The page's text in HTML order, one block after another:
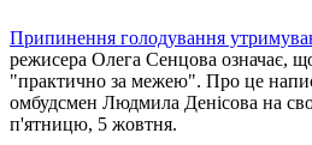
Припинення голодування
режисера Олега Сенцова означає,
"практично за межею". Про це
омбудсмен Людмила Денісова на
п'ятницю, 5 жовтня.